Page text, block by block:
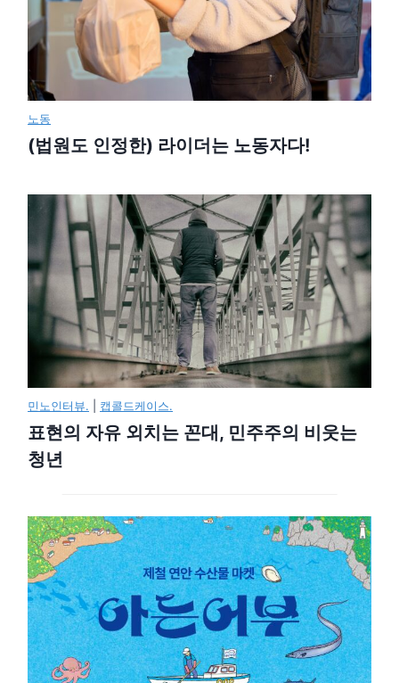
노동
(법원도 인정한) 라이더는 노동자다!
민노인터뷰. 캡콜드케이스.
표현의 자유 외치는 꼰대, 민주주의 비웃는
청년